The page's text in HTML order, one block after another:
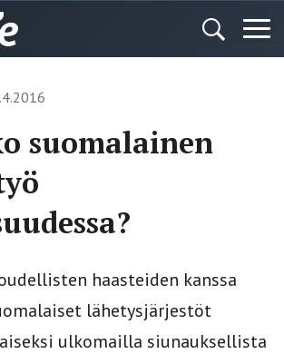
suomalainen
haasteiden kanssa
lähetysjärjestöt
ulkomailla siunauksellista